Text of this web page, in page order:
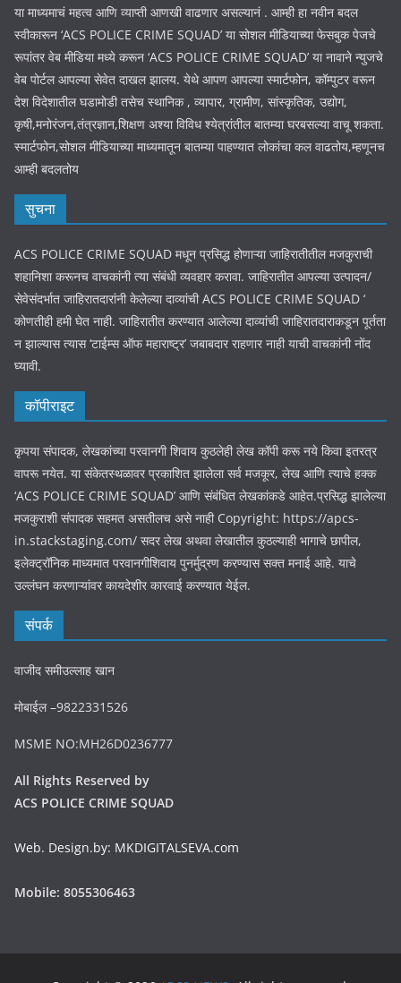
या माध्यमाचं महत्व आणि व्याप्ती आणखी वाढणार असल्यानं . आम्ही हा नवीन बदल
स्वीकारून ‘ACS POLICE CRIME SQUAD’ या सोशल मीडियाच्या फेसबुक पेजचे
रूपांतर वेब मीडिया मध्ये करून ‘ACS POLICE CRIME SQUAD’ या नावाने न्युजचे
वेब पोर्टल आपल्या सेवेत दाखल झालय. येथे आपण आपल्या स्मार्टफोन, कॉम्पुटर वरून
देश विदेशातील घडामोडी तसेच स्थानिक , व्यापार, ग्रामीण, सांस्कृतिक, उद्योग,
कृषी,मनोरंजन,तंत्रज्ञान,शिक्षण अश्या विविध श्येत्रांतील बातम्या घरबसल्या वाचू शकता.
स्मार्टफोन,सोशल मीडियाच्या माध्यमातून बातम्या पाहण्यात लोकांचा कल वाढतोय,म्हणूनच
आम्ही बदलतोय
सुचना
ACS POLICE CRIME SQUAD मधून प्रसिद्ध होणाऱ्या जाहिरातीतील मजकुराची
शहानिशा करूनच वाचकांनी त्या संबंधी व्यवहार करावा. जाहिरातीत आपल्या उत्पादन/
सेवेसंदर्भात जाहिरातदारांनी केलेल्या दाव्यांची ACS POLICE CRIME SQUAD ‘
कोणतीही हमी घेत नाही. जाहिरातीत करण्यात आलेल्या दाव्यांची जाहिरातदाराकडून पूर्तता
न झाल्यास त्यास ‘टाईम्स ऑफ महाराष्ट्र’ जबाबदार राहणार नाही याची वाचकांनी नोंद
घ्यावी.
कॉपीराइट
कृपया संपादक, लेखकांच्या परवानगी शिवाय कुठलेही लेख कॉपी करू नये किवा इतरत्र
वापरू नयेत. या संकेतस्थळावर प्रकाशित झालेला सर्व मजकूर, लेख आणि त्याचे हक्क
‘ACS POLICE CRIME SQUAD’ आणि संबंधित लेखकांकडे आहेत.प्रसिद्ध झालेल्या
मजकुराशी संपादक सहमत असतीलच असे नाही Copyright: https://apcs-
in.stackstaging.com/ सदर लेख अथवा लेखातील कुठल्याही भागाचे छापील,
इलेक्ट्रॉनिक माध्यमात परवानगीशिवाय पुनर्मुद्रण करण्यास सक्त मनाई आहे. याचे
उल्लंघन करणाऱ्यांवर कायदेशीर कारवाई करण्यात येईल.
संपर्क
वाजीद समीउल्लाह खान
मोबाईल –9822331526
MSME NO:MH26D0236777
All Rights Reserved by
ACS POLICE CRIME SQUAD
Web. Design.by: MKDIGITALSEVA.com
Mobile: 8055306463